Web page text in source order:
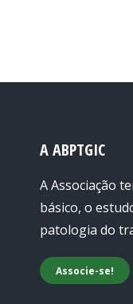
A ABPTGIC
A Associação
básico, o
patologia do
Associe-se!